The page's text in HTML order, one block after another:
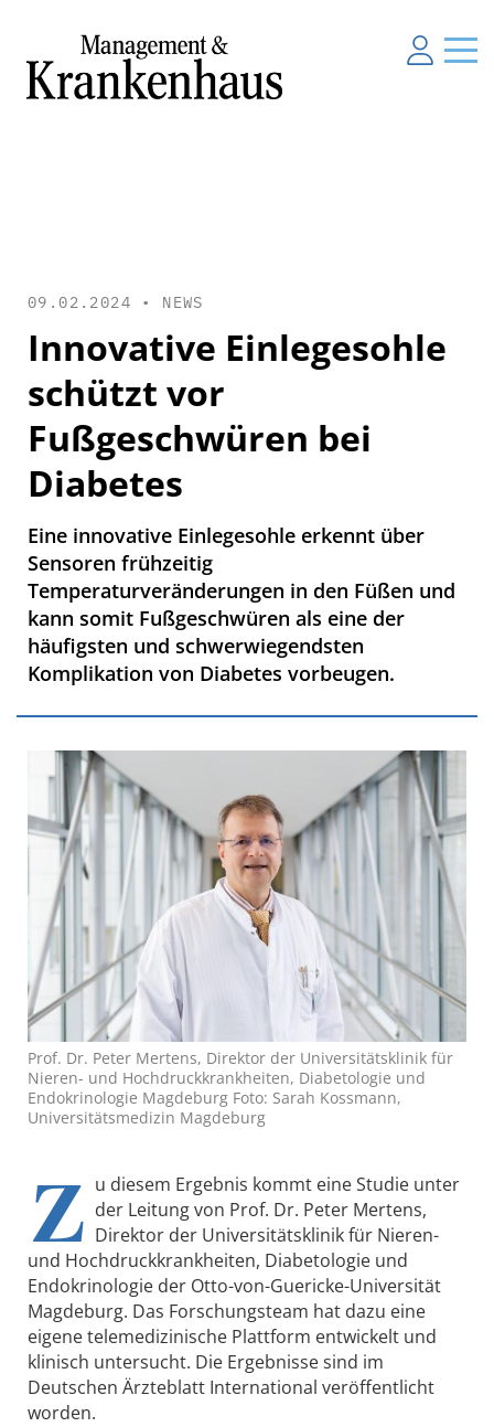
09.02.2024 • NEWS
Innovative Einlegesohle
schützt vor
Fußgeschwüren bei
Diabetes
Eine innovative Einlegesohle erkennt über
Sensoren frühzeitig
Temperaturveränderungen in den Füßen und
kann somit Fußgeschwüren als eine der
häufigsten und schwerwiegendsten
Komplikation von Diabetes vorbeugen.
Prof. Dr. Peter Mertens, Direktor der Universitätsklinik für
Nieren- und Hochdruckkrankheiten, Diabetologie und
Endokrinologie Magdeburg Foto: Sarah Kossmann,
Universitätsmedizin Magdeburg
Z u diesem Ergebnis kommt eine Studie unter
der Leitung von Prof. Dr. Peter Mertens,
Direktor der Universitätsklinik für Nieren-
und Hochdruckkrankheiten, Diabetologie und
Endokrinologie der Otto-von-Guericke-Universität
Magdeburg. Das Forschungsteam hat dazu eine
eigene telemedizinische Plattform entwickelt und
klinisch untersucht. Die Ergebnisse sind im
Deutschen Ärzteblatt International veröffentlicht
worden.